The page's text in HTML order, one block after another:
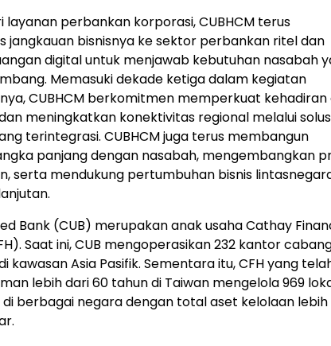
layanan perbankan korporasi, CUBHCM terus
jangkauan bisnisnya ke sektor perbankan ritel dan
digital untuk menjawab kebutuhan nasabah
Memasuki dekade ketiga dalam kegiatan
CUBHCM berkomitmen memperkuat kehadiran
meningkatkan konektivitas regional melalui
terintegrasi. CUBHCM juga terus membangun
panjang dengan nasabah, mengembangkan
serta mendukung pertumbuhan bisnis
Bank (CUB) merupakan anak usaha Cathay
Saat ini, CUB mengoperasikan 232 kantor
kawasan Asia Pasifik. Sementara itu, CFH yang
lebih dari 60 tahun di Taiwan mengelola 969
berbagai negara dengan total aset kelolaan lebih